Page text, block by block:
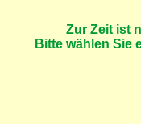
Zur Zeit ist
Bitte wählen Sie